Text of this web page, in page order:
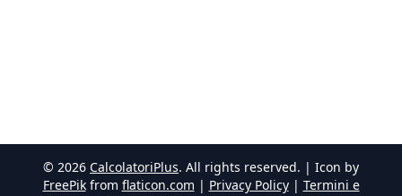
© 2026 CalcolatoriPlus. All rights reserved. | Icon by
FreePik from flaticon.com | Privacy Policy| Termini e